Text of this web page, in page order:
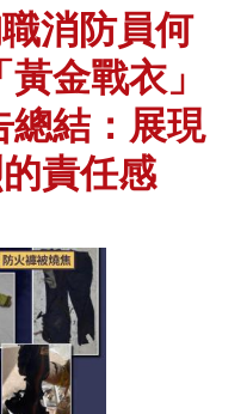
消防員何
金戰衣」
總結：展現
責任感